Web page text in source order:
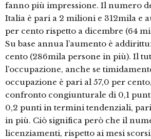
fanno più impressione. Il numero
Italia è pari a 2 milioni e 312mila e
per cento rispetto a dicembre (64
Su base annua l’aumento è
cento (286mila persone in più). Il
l’occupazione, anche se
occupazione è pari al 57,0 per
confronto congiunturale di 0,1
0,2 punti in termini tendenziali,
in più. Ciò significa però che il
licenziamenti, rispetto ai mesi